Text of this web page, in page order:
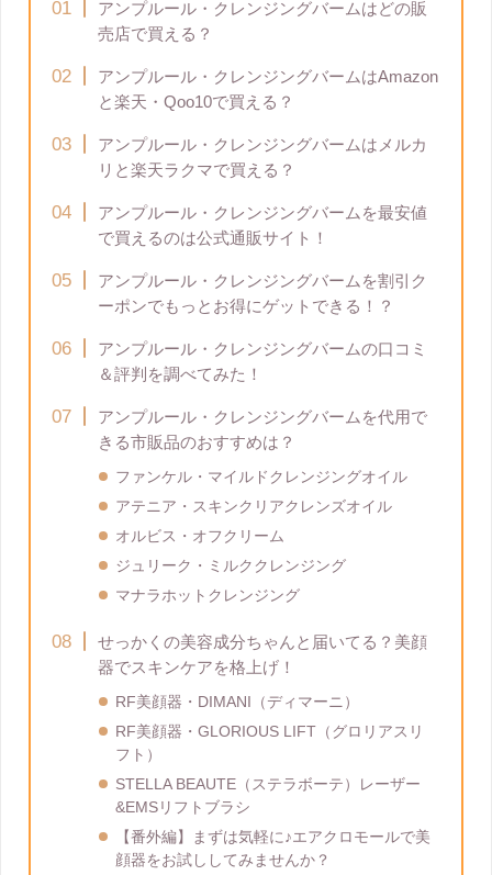
アンプルール・クレンジングバームはどの販
売店で買える？
アンプルール・クレンジングバームはAmazon
と楽天・Qoo10で買える？
アンプルール・クレンジングバームはメルカ
リと楽天ラクマで買える？
アンプルール・クレンジングバームを最安値
で買えるのは公式通販サイト！
アンプルール・クレンジングバームを割引ク
ーポンでもっとお得にゲットできる！？
アンプルール・クレンジングバームの口コミ
＆評判を調べてみた！
アンプルール・クレンジングバームを代用で
きる市販品のおすすめは？
ファンケル・マイルドクレンジングオイル
アテニア・スキンクリアクレンズオイル
オルビス・オフクリーム
ジュリーク・ミルククレンジング
マナラホットクレンジング
せっかくの美容成分ちゃんと届いてる？美顔
器でスキンケアを格上げ！
RF美顔器・DIMANI（ディマーニ）
RF美顔器・GLORIOUS LIFT（グロリアスリ
フト）
STELLA BEAUTE（ステラボーテ）レーザー
&EMSリフトブラシ
【番外編】まずは気軽に♪エアクロモールで美
顔器をお試ししてみませんか？